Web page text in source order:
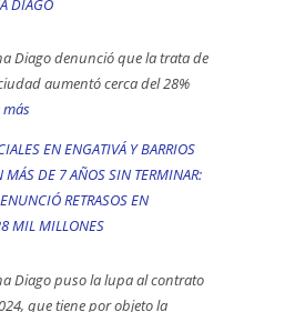
son
las
más
peligrosas,
denunció
Diana
DIAGO
Diago denunció que la trata de
aumentó cerca del 28%
más:
CUATRO
DÍAS
SE
UN
CASO
EN ENGATIVÁ Y BARRIOS
MÁS DE 7 AÑOS SIN TERMINAR:
RETRASOS EN
MIL MILLONES
Diago puso la lupa al contrato
que tiene por objeto la